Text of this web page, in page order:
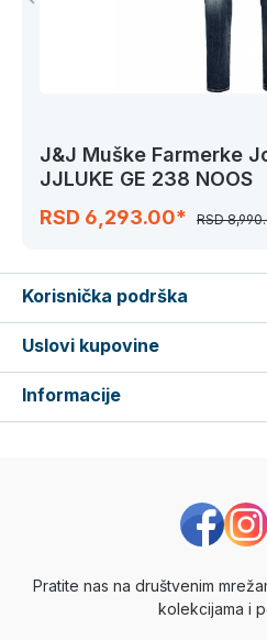
J&J Muške Farmerke
JJLUKE GE 238 NOOS
RSD 6,293.00*
RSD
Korisnička podrška
Uslovi kupovine
Informacije
Pratite nas na društvenim
kolekcijama i